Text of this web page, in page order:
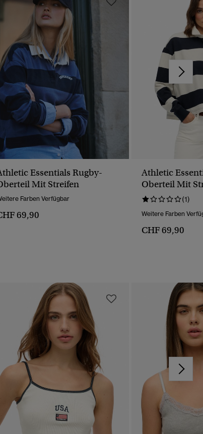
Essentials Rugby-
Mit Streifen
Farben Verfügbar
69,90
Athletic
Oberteil Mit
(1)
Weitere Farben
CHF 69,90